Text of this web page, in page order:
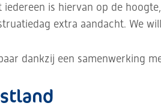
is hiervan op de
extra aandacht. We
dankzij een samenwerking